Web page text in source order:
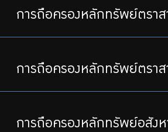
การถือครองหลักทรัพย์ตราส
การถือครองหลักทรัพย์ตราส
การถือครองหลักทรัพย์อสัง